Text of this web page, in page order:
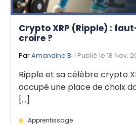
Crypto XRP (Ripple) :
croire ?
ParAmandine B. | Publié le 18 Nov.
Ripple et sa célèbre crypto
occupé une place de choix
[...]
Apprentissage